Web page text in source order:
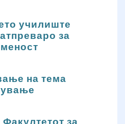
училиште
за
на тема